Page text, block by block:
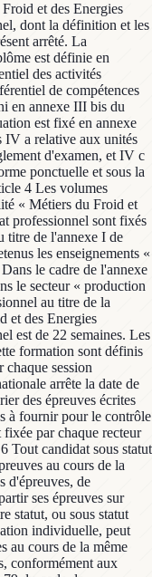
et des Energies
dont la définition et les
arrêté. La
est définie en
des activités
de compétences
en annexe III bis du
est fixé en annexe
IV a relative aux unités
d'examen, et IV c
ponctuelle et sous la
4 Les volumes
« Métiers du Froid et
professionnel sont fixés
titre de l'annexe I de
les enseignements «
le cadre de l'annexe
le secteur « production
au titre de la
et des Energies
est de 22 semaines. Les
formation sont définis
session
arrête la date de
des épreuves écrites
à fournir pour le contrôle
par chaque recteur
Tout candidat sous statut
au cours de la
d'épreuves, de
ses épreuves sur
statut, ou sous statut
individuelle, peut
au cours de la même
conformément aux